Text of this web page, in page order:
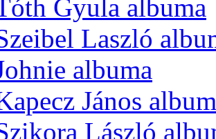
Gyula albuma
Laszló
albuma
János
László